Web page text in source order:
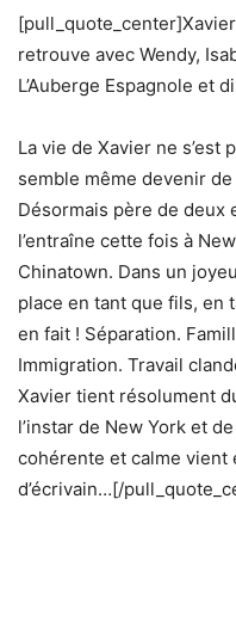
retrouve avec Wendy,
L’Auberge Espagnole et
La vie de Xavier ne
semble même devenir
Désormais père de deux
l’entraîne cette fois à
Chinatown. Dans un
place en tant que fils, en
en fait ! Séparation.
Immigration. Travail
Xavier tient résolument
l’instar de New York et
cohérente et calme vient
d’écrivain…[/